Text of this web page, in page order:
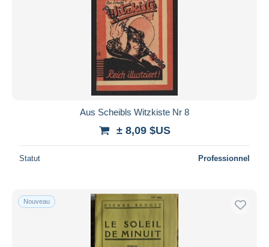
Aus Scheibls Witzkiste Nr 8
± 8,09 $US
Statut Professionnel
Nouveau